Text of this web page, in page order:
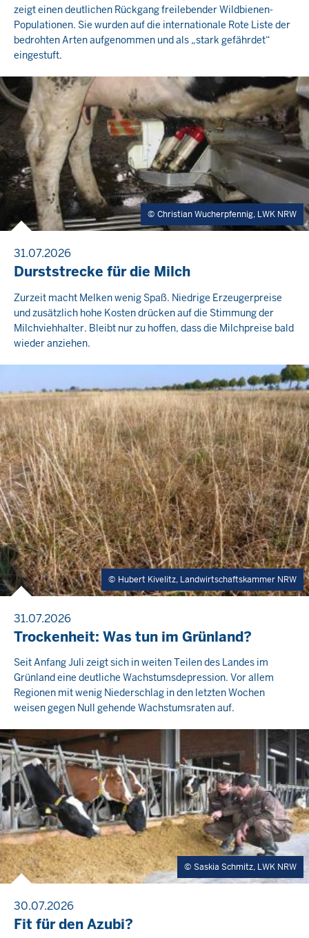
zeigt einen deutlichen Rückgang freilebender Wildbienen-
Populationen. Sie wurden auf die internationale Rote Liste der
bedrohten Arten aufgenommen und als „stark gefährdet“
eingestuft.
Christian Wucherpfennig, LWK NRW
31.07.2026
Durststrecke für die Milch
Zurzeit macht Melken wenig Spaß. Niedrige Erzeugerpreise
und zusätzlich hohe Kosten drücken auf die Stimmung der
Milchviehhalter. Bleibt nur zu hoffen, dass die Milchpreise bald
wieder anziehen.
Hubert Kivelitz, Landwirtschaftskammer NRW
31.07.2026
Trockenheit: Was tun im Grünland?
Seit Anfang Juli zeigt sich in weiten Teilen des Landes im
Grünland eine deutliche Wachstumsdepression. Vor allem
Regionen mit wenig Niederschlag in den letzten Wochen
weisen gegen Null gehende Wachstumsraten auf.
Saskia Schmitz, LWK NRW
30.07.2026
Fit für den Azubi?